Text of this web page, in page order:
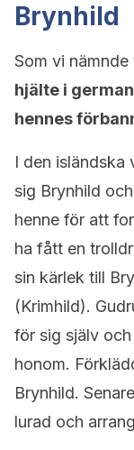
Brynhild
Som vi
hjälte i
hennes
I den isländska
sig Brynhild
henne för att
ha fått en
sin kärlek till
(Krimhild).
för sig själv
honom.
Brynhild.
lurad och